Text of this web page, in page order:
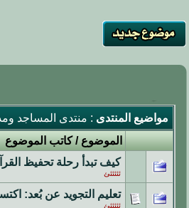
مواضيع المنتدى : منتدى المساجد
الموضوع/كاتب الموضوع
كيف تبدأ رحلة تحفيظ
ئئئئئئ
تعليم التجويد عن بُعد:
ئئئئئئ